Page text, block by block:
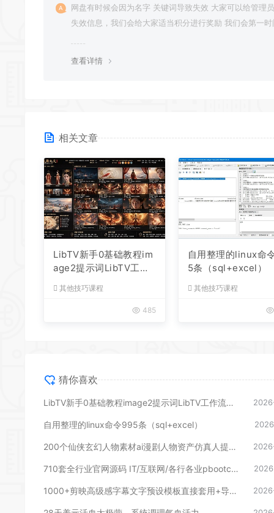
积分奖励
网盘有时候会因为名字 关键词导致失效 大家可以给管理员提供
失效信息，我们会给大家适当积分进行奖励 我们会第一时
查看详情
相关文章
LibTV新手0基础教程im
age2提示词LibTV工作
其他技巧课程
485
自用整理的linux命
5条（sql+excel）
其他技巧课程
猜你喜欢
LibTV新手0基础教程image2提示词LibTV工作流教程漫剧电商全流程
自用整理的linux命令995条（sql+excel）
200个仙侠玄幻人物素材ai漫剧人物资产仿真人提示词
710套全行业官网源码 IT/互联网/各行各业pbootcms模板源码
1000+剪映高级感字幕文字预设模板直接套用+导入使用教程